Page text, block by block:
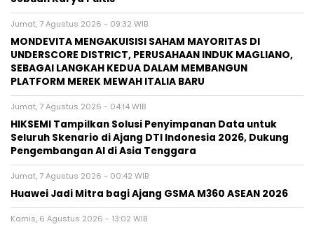
Jumat, 7 Agustus 2026 - 09:32 WIB
MONDEVITA MENGAKUISISI SAHAM MAYORITAS DI
UNDERSCORE DISTRICT, PERUSAHAAN INDUK MAGLIANO,
SEBAGAI LANGKAH KEDUA DALAM MEMBANGUN
PLATFORM MEREK MEWAH ITALIA BARU
Jumat, 7 Agustus 2026 - 04:14 WIB
HIKSEMI Tampilkan Solusi Penyimpanan Data untuk
Seluruh Skenario di Ajang DTI Indonesia 2026, Dukung
Pengembangan AI di Asia Tenggara
Jumat, 7 Agustus 2026 - 00:42 WIB
Huawei Jadi Mitra bagi Ajang GSMA M360 ASEAN 2026
Kamis, 6 Agustus 2026 - 13:02 WIB